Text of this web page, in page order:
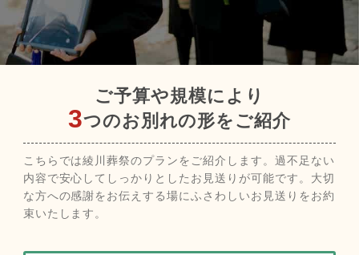
ご予算や規模により
3つのお別れの形をご紹介
こちらでは綾川葬祭のプランをご紹介します。過不足ない
内容で安心してしっかりとしたお見送りが可能です。大切
な方への感謝をお伝えする場にふさわしいお見送りをお約
束いたします。